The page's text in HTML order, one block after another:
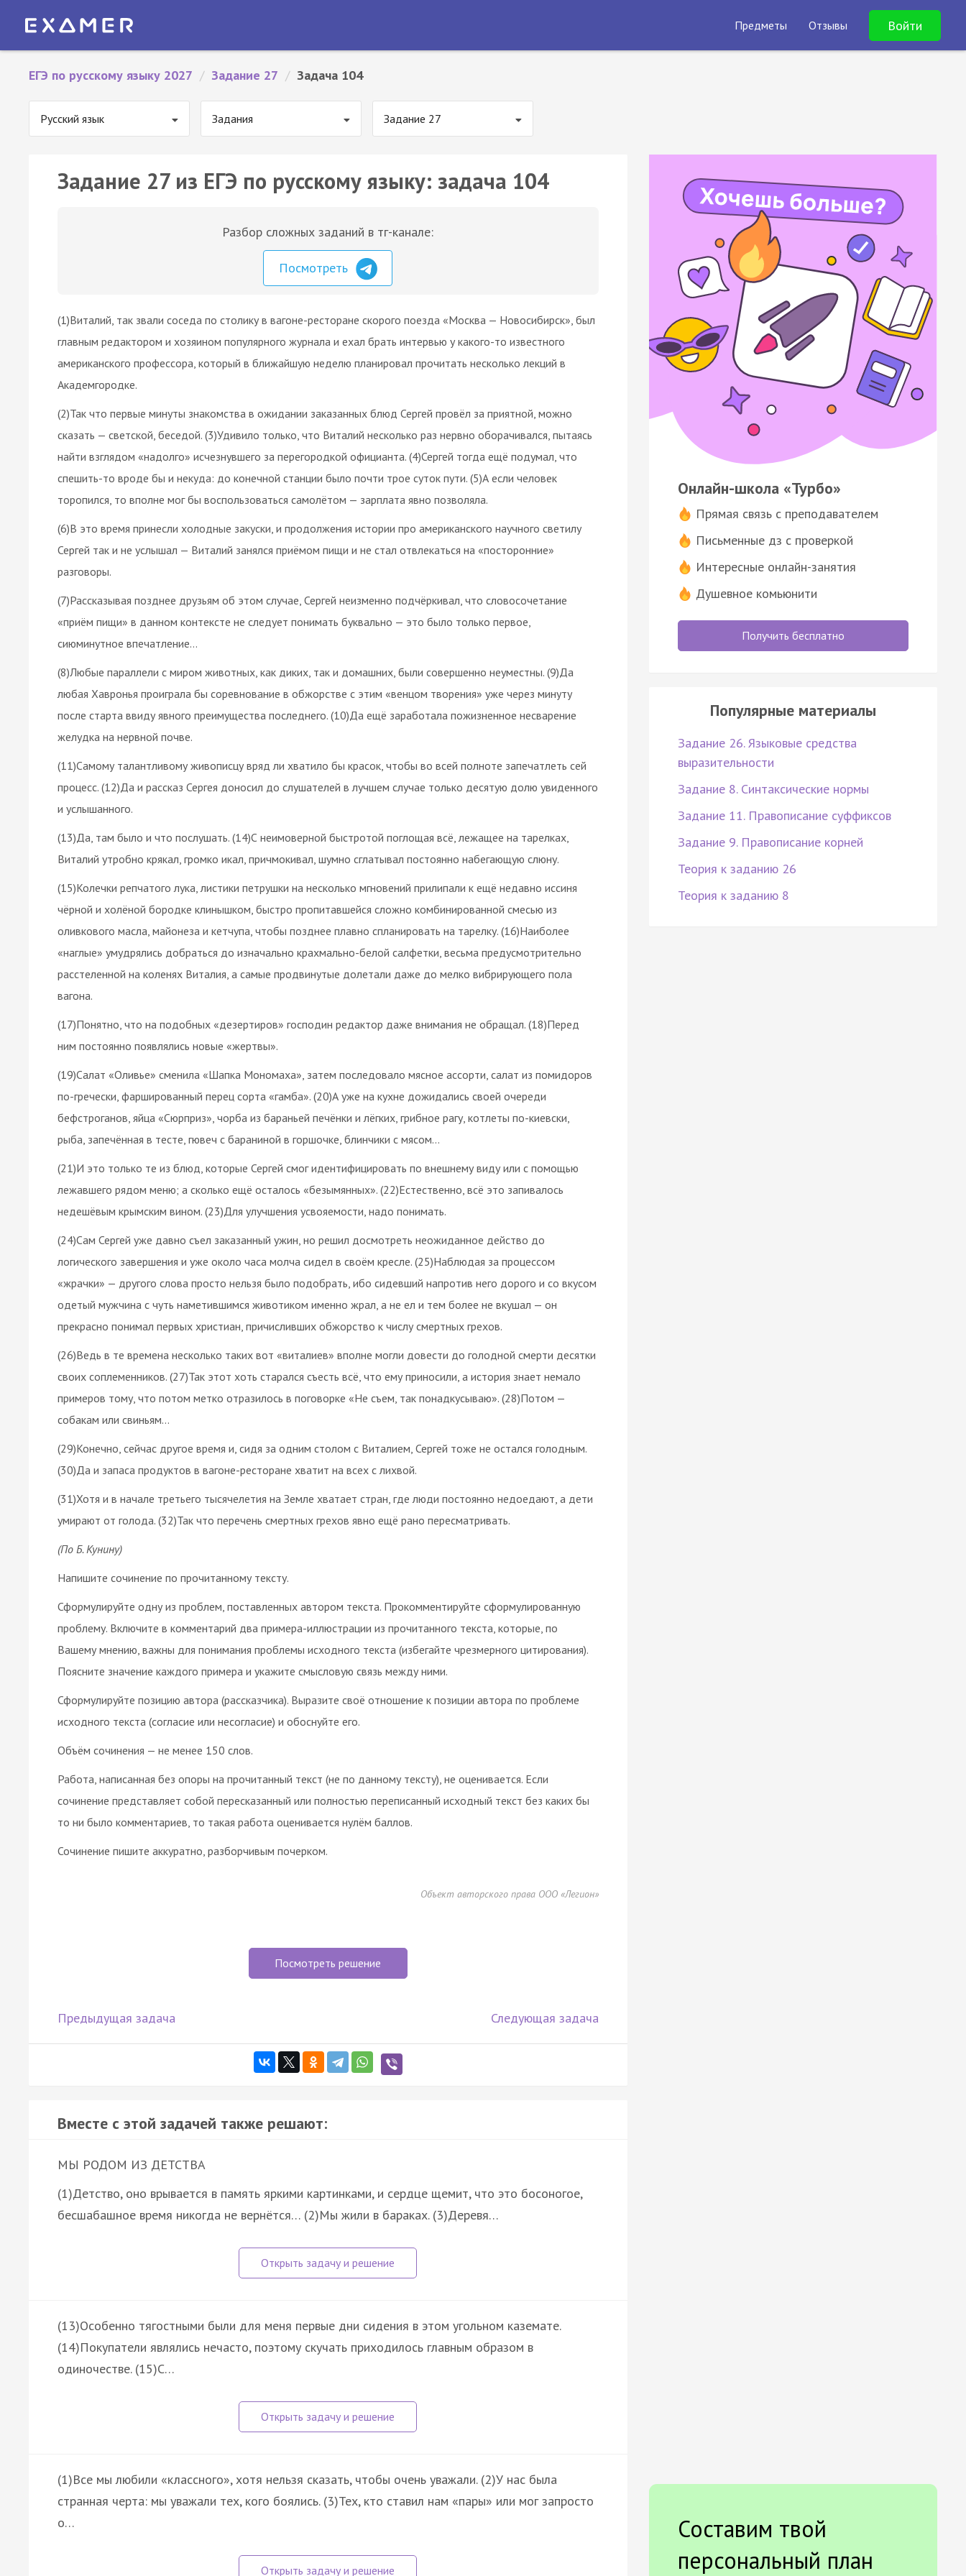
Предметы Отзывы Войти
ЕГЭ по русскому языку 2027 / Задание 27 / Задача 104
Русский язык Задания Задание 27
Задание 27 из ЕГЭ по русскому языку: задача 104
Разбор сложных заданий в тг-канале:
Посмотреть
(1)Виталий, так звали соседа по столику в вагоне-ресторане скорого поезда «Москва — Новосибирск», был
главным редактором и хозяином популярного журнала и ехал брать интервью у какого-то известного
американского профессора, который в ближайшую неделю планировал прочитать несколько лекций в
Академгородке.
(2)Так что первые минуты знакомства в ожидании заказанных блюд Сергей провёл за приятной, можно
сказать — светской, беседой. (3)Удивило только, что Виталий несколько раз нервно оборачивался, пытаясь
найти взглядом «надолго» исчезнувшего за перегородкой официанта. (4)Сергей тогда ещё подумал, что
спешить-то вроде бы и некуда: до конечной станции было почти трое суток пути. (5)А если человек
торопился, то вполне мог бы воспользоваться самолётом — зарплата явно позволяла.
(6)В это время принесли холодные закуски, и продолжения истории про американского научного светилу
Сергей так и не услышал — Виталий занялся приёмом пищи и не стал отвлекаться на «посторонние»
разговоры.
(7)Рассказывая позднее друзьям об этом случае, Сергей неизменно подчёркивал, что словосочетание
«приём пищи» в данном контексте не следует понимать буквально — это было только первое,
сиюминутное впечатление…
(8)Любые параллели с миром животных, как диких, так и домашних, были совершенно неуместны. (9)Да
любая Хавронья проиграла бы соревнование в обжорстве с этим «венцом творения» уже через минуту
после старта ввиду явного преимущества последнего. (10)Да ещё заработала пожизненное несварение
желудка на нервной почве.
(11)Самому талантливому живописцу вряд ли хватило бы красок, чтобы во всей полноте запечатлеть сей
процесс. (12)Да и рассказ Сергея доносил до слушателей в лучшем случае только десятую долю увиденного
и услышанного.
(13)Да, там было и что послушать. (14)С неимоверной быстротой поглощая всё, лежащее на тарелках,
Виталий утробно крякал, громко икал, причмокивал, шумно сглатывал постоянно набегающую слюну.
(15)Колечки репчатого лука, листики петрушки на несколько мгновений прилипали к ещё недавно иссиня
чёрной и холёной бородке клинышком, быстро пропитавшейся сложно комбинированной смесью из
оливкового масла, майонеза и кетчупа, чтобы позднее плавно спланировать на тарелку. (16)Наиболее
«наглые» умудрялись добраться до изначально крахмально-белой салфетки, весьма предусмотрительно
расстеленной на коленях Виталия, а самые продвинутые долетали даже до мелко вибрирующего пола
вагона.
(17)Понятно, что на подобных «дезертиров» господин редактор даже внимания не обращал. (18)Перед
ним постоянно появлялись новые «жертвы».
(19)Салат «Оливье» сменила «Шапка Мономаха», затем последовало мясное ассорти, салат из помидоров
по-гречески, фаршированный перец сорта «гамба». (20)А уже на кухне дожидались своей очереди
бефстроганов, яйца «Сюрприз», чорба из бараньей печёнки и лёгких, грибное рагу, котлеты по-киевски,
рыба, запечённая в тесте, гювеч с бараниной в горшочке, блинчики с мясом…
(21)И это только те из блюд, которые Сергей смог идентифицировать по внешнему виду или с помощью
лежавшего рядом меню; а сколько ещё осталось «безымянных». (22)Естественно, всё это запивалось
недешёвым крымским вином. (23)Для улучшения усвояемости, надо понимать.
(24)Сам Сергей уже давно съел заказанный ужин, но решил досмотреть неожиданное действо до
логического завершения и уже около часа молча сидел в своём кресле. (25)Наблюдая за процессом
«жрачки» — другого слова просто нельзя было подобрать, ибо сидевший напротив него дорого и со вкусом
одетый мужчина с чуть наметившимся животиком именно жрал, а не ел и тем более не вкушал — он
прекрасно понимал первых христиан, причисливших обжорство к числу смертных грехов.
(26)Ведь в те времена несколько таких вот «виталиев» вполне могли довести до голодной смерти десятки
своих соплеменников. (27)Так этот хоть старался съесть всё, что ему приносили, а история знает немало
примеров тому, что потом метко отразилось в поговорке «Не съем, так понадкусываю». (28)Потом —
собакам или свиньям…
(29)Конечно, сейчас другое время и, сидя за одним столом с Виталием, Сергей тоже не остался голодным.
(30)Да и запаса продуктов в вагоне-ресторане хватит на всех с лихвой.
(31)Хотя и в начале третьего тысячелетия на Земле хватает стран, где люди постоянно недоедают, а дети
умирают от голода. (32)Так что перечень смертных грехов явно ещё рано пересматривать.
(По Б. Кунину)
Напишите сочинение по прочитанному тексту.
Сформулируйте одну из проблем, поставленных автором текста. Прокомментируйте сформулированную
проблему. Включите в комментарий два примера-иллюстрации из прочитанного текста, которые, по
Вашему мнению, важны для понимания проблемы исходного текста (избегайте чрезмерного цитирования).
Поясните значение каждого примера и укажите смысловую связь между ними.
Сформулируйте позицию автора (рассказчика). Выразите своё отношение к позиции автора по проблеме
исходного текста (согласие или несогласие) и обоснуйте его.
Объём сочинения — не менее 150 слов.
Работа, написанная без опоры на прочитанный текст (не по данному тексту), не оценивается. Если
сочинение представляет собой пересказанный или полностью переписанный исходный текст без каких бы
то ни было комментариев, то такая работа оценивается нулём баллов.
Сочинение пишите аккуратно, разборчивым почерком.
Объект авторского права ООО «Легион»
Посмотреть решение
Предыдущая задача Следующая задача
Вместе с этой задачей также решают:
МЫ РОДОМ ИЗ ДЕТСТВА
(1)Детство, оно врывается в память яркими картинками, и сердце щемит, что это босоногое,
бесшабашное время никогда не вернётся… (2)Мы жили в бараках. (3)Деревя…
(13)Особенно тягостными были для меня первые дни сидения в этом угольном каземате.
(14)Покупатели являлись нечасто, поэтому скучать приходилось главным образом в
одиночестве. (15)С…
(1)Все мы любили «классного», хотя нельзя сказать, чтобы очень уважали. (2)У нас была
странная черта: мы уважали тех, кого боялись. (3)Тех, кто ставил нам «пары» или мог запросто
о…
Онлайн-школа «Турбо»
Прямая связь с преподавателем
Письменные дз с проверкой
Интересные онлайн-занятия
Душевное комьюнити
Получить бесплатно
Популярные материалы
Задание 26. Языковые средства
выразительности
Задание 8. Синтаксические нормы
Задание 11. Правописание суффиксов
Задание 9. Правописание корней
Теория к заданию 26
Теория к заданию 8
Составим твой
персональный план